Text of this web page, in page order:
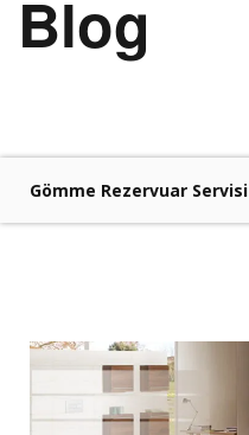
Blog
Gömme Rezervuar Servisi